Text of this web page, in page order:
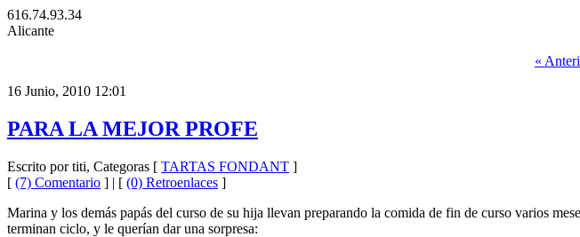
616.74.93.34
Alicante
«
16 Junio, 2010 12:01
PARA LA MEJOR PROFE
Escrito por titi, Categoras [ TARTAS FONDANT ]
[ (7) Comentario ] | [ (0) Retroenlaces ]
Marina y los demás papás del curso de su hija llevan preparando la comida de fin de curso varios
terminan ciclo, y le querían dar una sorpresa: